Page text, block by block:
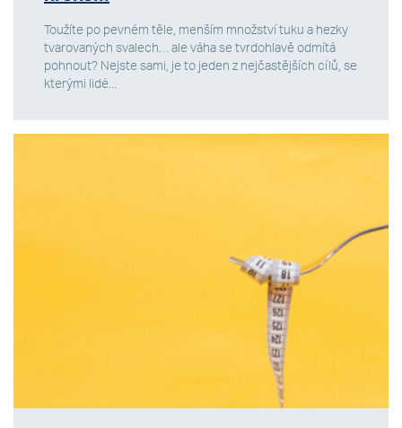
Toužíte po pevném těle, menším množství tuku a hezky
tvarovaných svalech… ale váha se tvrdohlavě odmítá
pohnout? Nejste sami, je to jeden z nejčastějších cílů, se
kterými lidé...